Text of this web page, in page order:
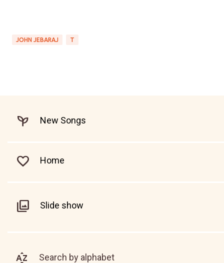
JOHN JEBARAJ T
New Songs
Home
Slide show
Search by alphabet